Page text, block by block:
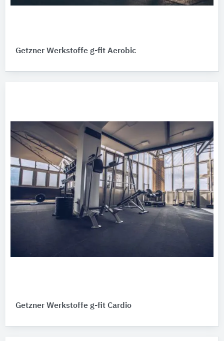
Getzner Werkstoffe g-fit Aerobic
Getzner Werkstoffe g-fit Cardio